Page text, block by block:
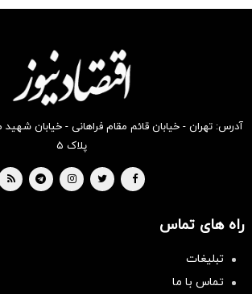
آدرس: تهران - خیابان قائم مقام فراهانی - خیابان
پلاک ۵
راه های تماس
تبلیغات
تماس با ما